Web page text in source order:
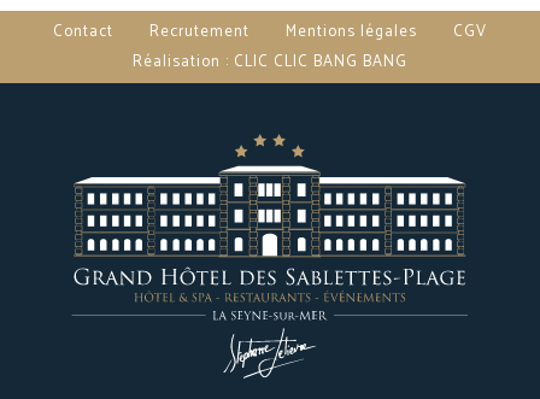
Contact Recrutement Mentions légales
CGV
Réalisation : CLIC CLIC BANG BANG